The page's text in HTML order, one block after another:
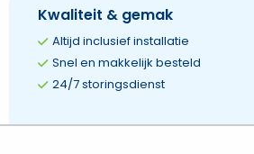
Kwaliteit & gemak
Altijd inclusief installatie
Snel en makkelijk besteld
24/7 storingsdienst